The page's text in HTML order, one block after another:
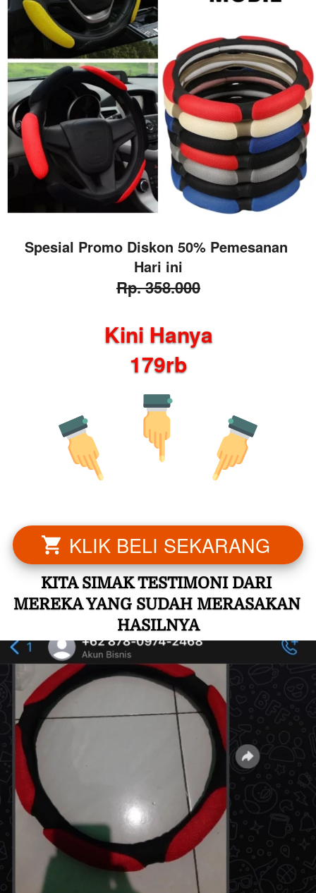
Spesial Promo Diskon 50% Pemesanan
Hari ini
Rp. 358.000
Kini Hanya
179rb
` KLIK BELI SEKARANG
KITA SIMAK TESTIMONI DARI
MEREKA YANG SUDAH MERASAKAN
HASILNYA